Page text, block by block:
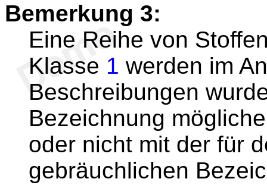
Bemerkung 3:
Eine Reihe von
Klasse 1 werden im
Beschreibungen
Bezeichnung
oder nicht mit der für
gebräuchlichen